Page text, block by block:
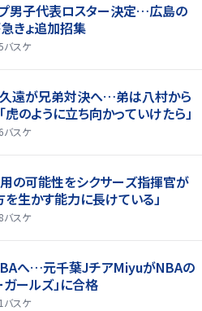
男子代表ロスター決定…広島の
きょ追加招集
バスケ
遠が兄弟対決へ…弟は八村から
のように立ち向かっていけたら」
バスケ
の可能性をシクサーズ指揮官が
を生かす能力に長けている」
バスケ
へ…元千葉JチアMiyuがNBAの
ガールズ」に合格
バスケ